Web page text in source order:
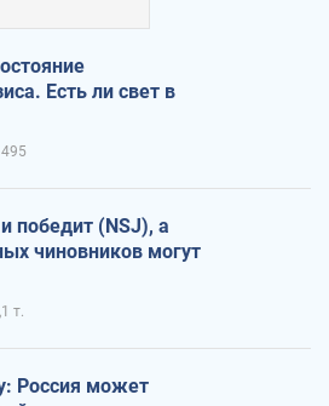
Есть ли свет в
495
победит (NSJ), а
чиновников могут
т.
Россия может